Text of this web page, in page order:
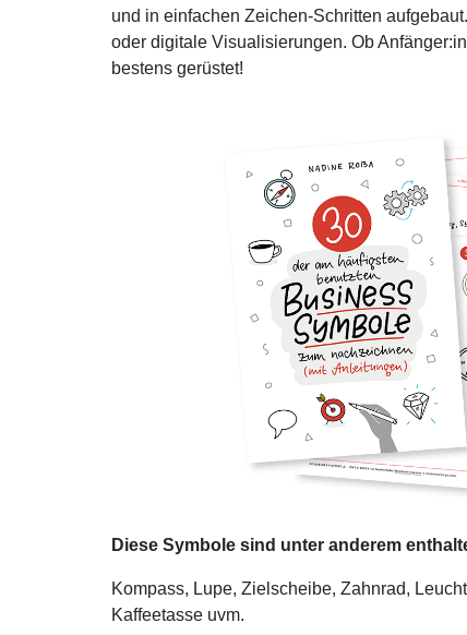
und in einfachen Zeichen-Schritten
oder digitale Visualisierungen. Ob
bestens gerüstet!
Diese Symbole sind unter anderem
Kompass, Lupe, Zielscheibe, Zahnrad,
Kaffeetasse uvm.